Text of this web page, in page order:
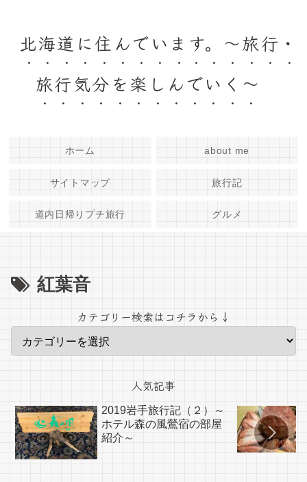
北海道に住んでいます。～旅行・
旅行気分を楽しんでいく～
ホーム about me
サイトマップ 旅行記
道内日帰りプチ旅行 グルメ
紅葉音
カテゴリー検索はコチラから↓
人気記事
2019岩手旅行記（２）～
ホテル森の風鶯宿の部屋
紹介～